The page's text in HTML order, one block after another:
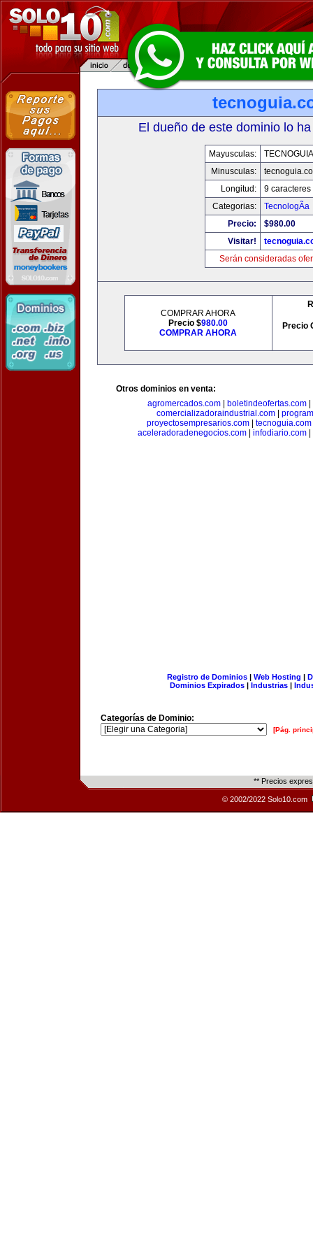
El dueño de este dominio lo
Mayusculas:
Minusculas:
Longitud:
9 caracteres
Categorias:
TecnologÃ­a
Precio:
$980.00
Visitar!
Serán consideradas
COMPRAR AHORA
Precio $980.00
COMPRAR AHORA
Precio
Otros dominios en venta:
agromercados.com
boletindeofertas.com
comercializadoraindustrial.com
proyectosempresarios.com
tecnoguia.com
aceleradoradenegocios.com| infodiario.com|
Registro de Dominios| Web Hosting |
Dominios Expirados | Industrias |
Categorías de Dominio:
[Pág.
** Precios
© 2002/2022 Solo10.com